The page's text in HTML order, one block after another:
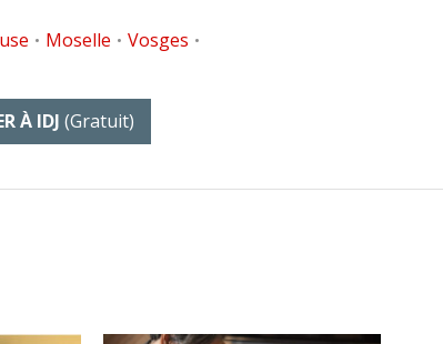
• Moselle • Vosges •
À IDJ (gratuit)